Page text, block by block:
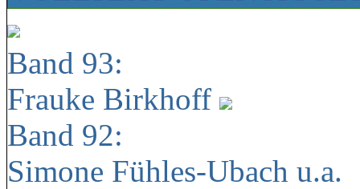
Band 93:
Frauke Birkhoff
Band 92:
Simone Fühles-Ubach u.a.